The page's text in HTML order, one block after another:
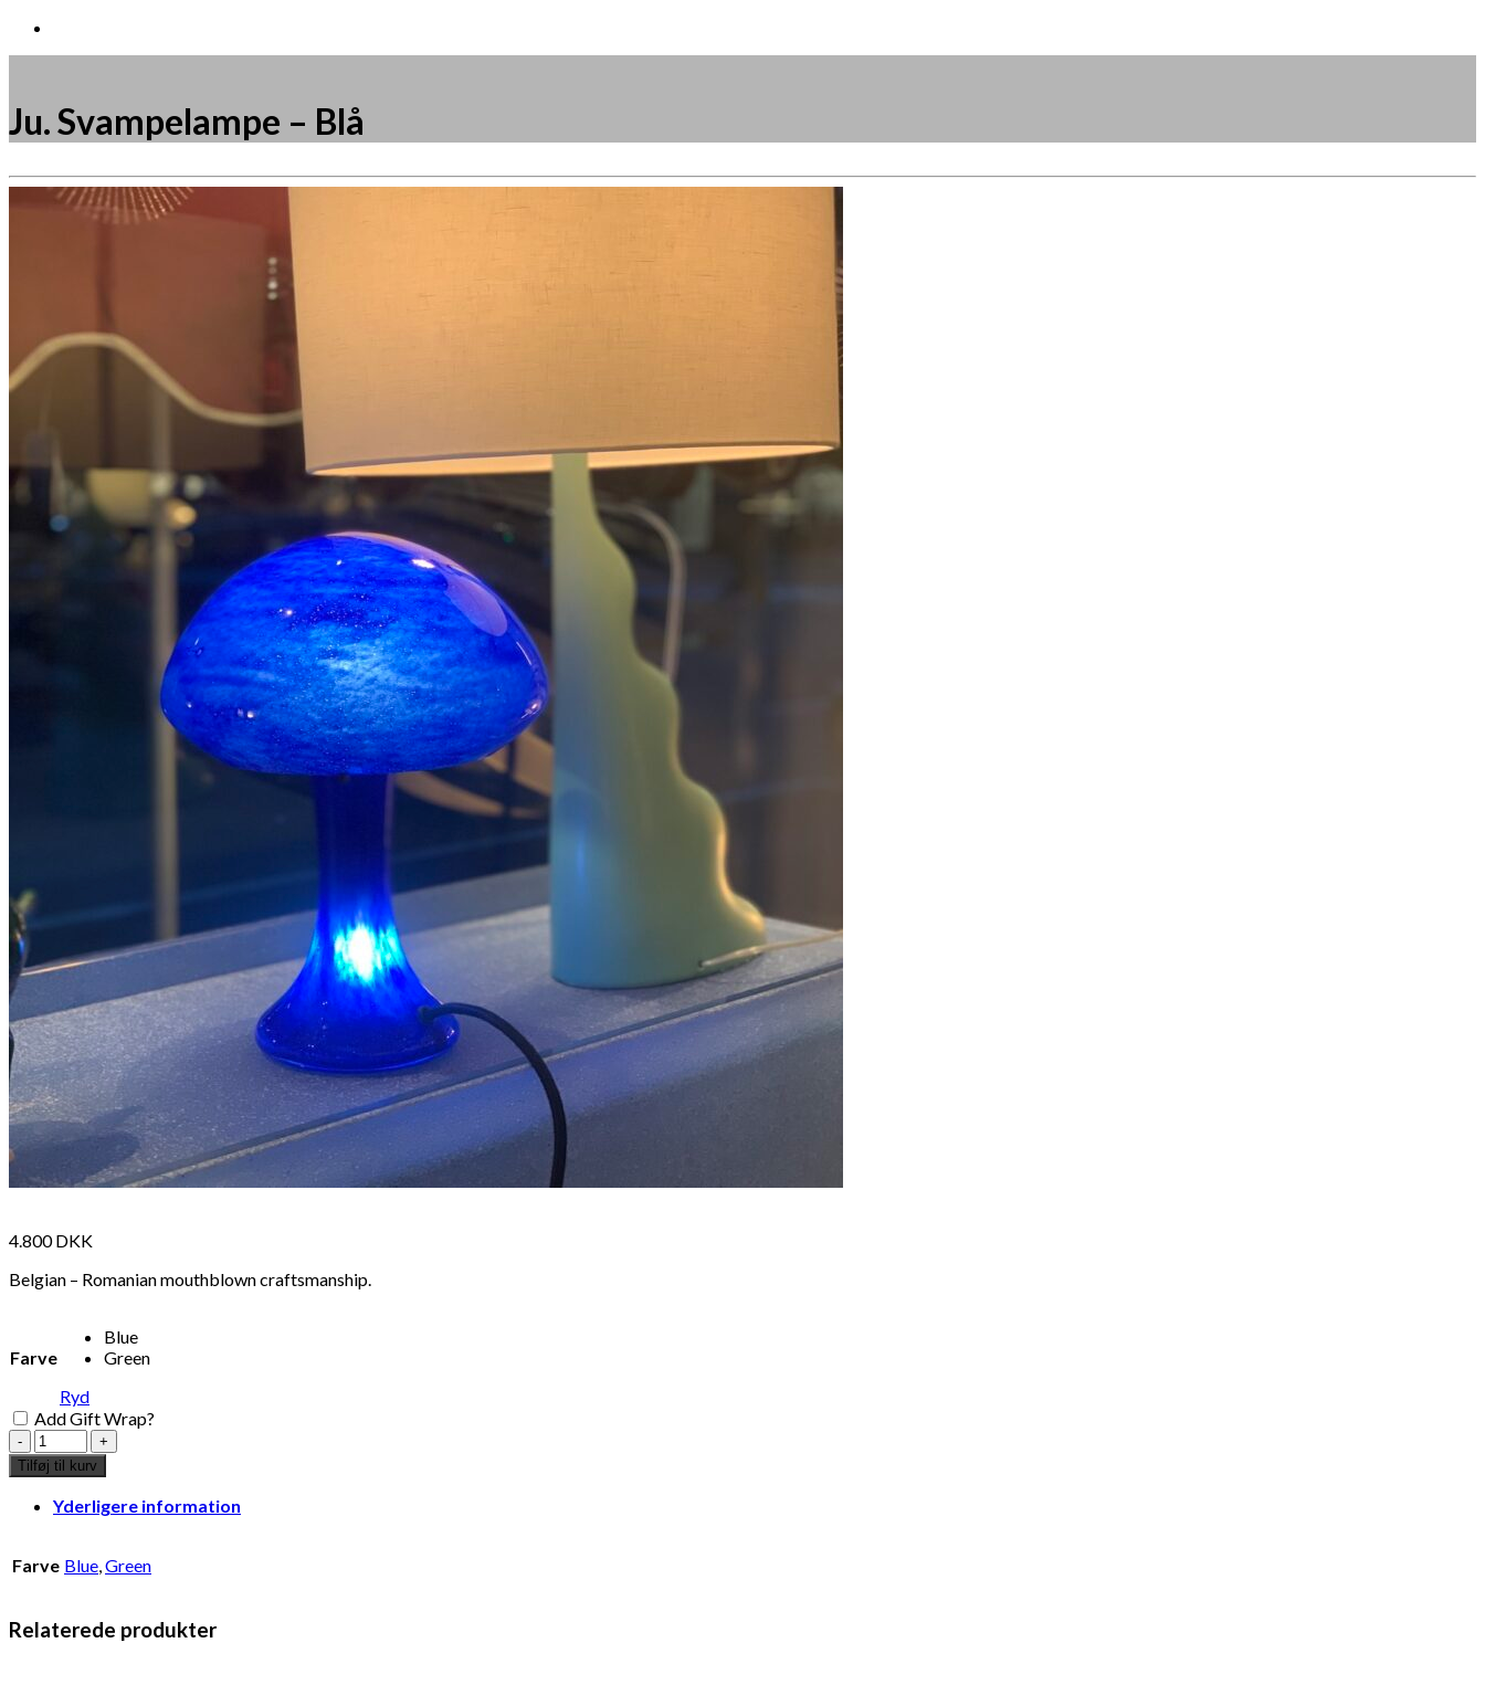
Ju. Svampelampe – Blå
Måske kunne nogle af disse produkter have din interesse?
porcelain fish toy, red
Tilføj til kurv
4.800DKK
Belgian – Romanian mouthblown craftsmanship.
Farve
Blue
Green
Ryd
Add Gift Wrap?
Ju.
Svampelampe
-
Blå
antal
Tilføj til kurv
Yderligere information
Farve Blue,Green
Relaterede produkter